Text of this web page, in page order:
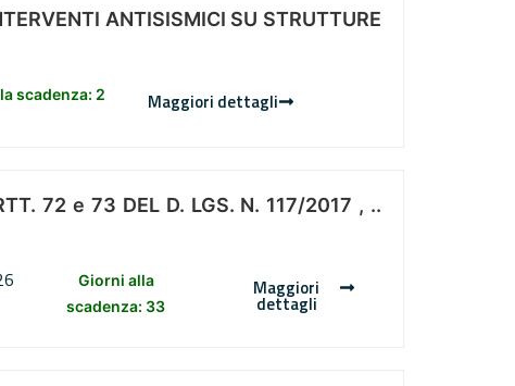
ANTISISMICI SU STRUTTURE
scadenza: 2 Maggiori dettagli
72 e 73 DEL D. LGS. N. 117/2017 , ..
Giorni alla
scadenza: 33
Maggiori
dettagli